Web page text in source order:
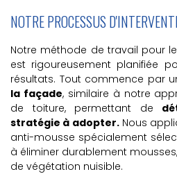
NOTRE PROCESSUS
Notre méthode de travail pour
est rigoureusement planifiée
résultats. Tout commence par
la façade, similaire à notre
de toiture, permettant de
stratégie à adopter.Nous
anti-mousse spécialement
à éliminer durablement
de végétation nuisible.